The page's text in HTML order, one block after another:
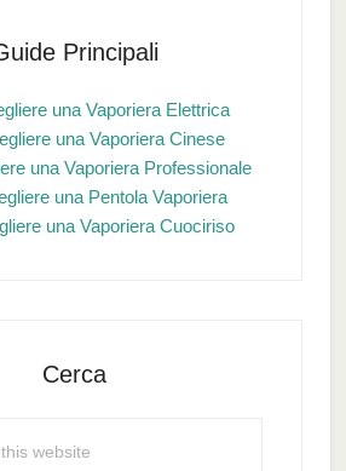
Principali
una Vaporiera Elettrica
una Vaporiera Cinese
una Vaporiera Professionale
una Pentola Vaporiera
una Vaporiera Cuociriso
Cerca